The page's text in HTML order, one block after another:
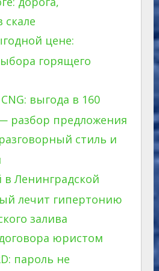
скале
цене:
горящего
выгода в 160
разбор предложения
стиль и
в Ленинградской
лечит гипертонию
залива
юристом
пароль не